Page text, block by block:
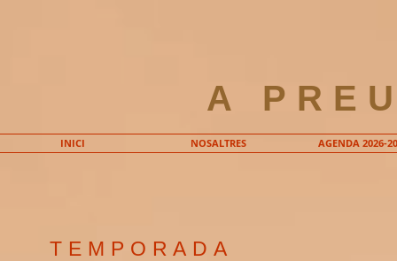
A
INICI NOSALTRES AGENDA 2026-
TEMPORADA